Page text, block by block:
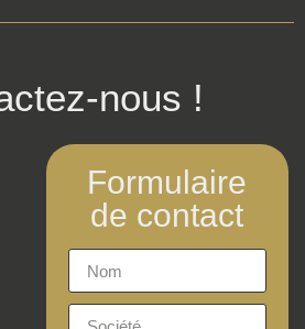
nous !
Formulaire
de contact